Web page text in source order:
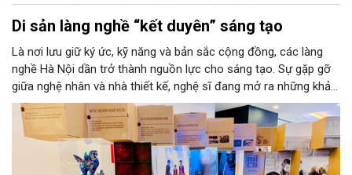
Di sản làng nghề “kết duyên” sáng tạo
Là nơi lưu giữ ký ức, kỹ năng và bản sắc cộng đồng, các làng
nghề Hà Nội dần trở thành nguồn lực cho sáng tạo. Sự gặp gỡ
giữa nghệ nhân và nhà thiết kế, nghệ sĩ đang mở ra những khả
năng phát triển mới cho thủ công đương đại trên nền tảng di
sản. Từ những cuộc “kết duyên” đầy cảm hứng ấy, Hà Nội đang
khơi thông mạch ngầm của hệ sinh thái thủ công, biến vốn cổ
thành động lực bền vững cho tương lai.